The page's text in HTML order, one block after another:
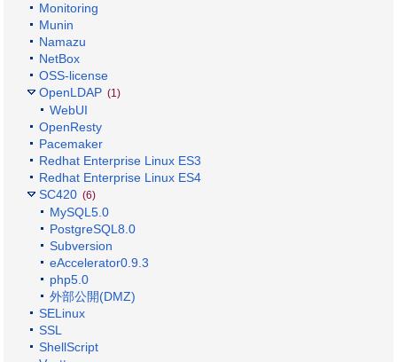
Monitoring
Munin
Namazu
NetBox
OSS-license
OpenLDAP (1)
WebUI
OpenResty
Pacemaker
Redhat Enterprise Linux ES3
Redhat Enterprise Linux ES4
SC420 (6)
MySQL5.0
PostgreSQL8.0
Subversion
eAccelerator0.9.3
php5.0
外部公開(DMZ)
SELinux
SSL
ShellScript